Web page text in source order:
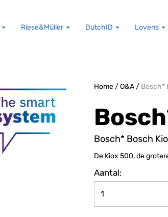
Riese&Müller DutchID Lovens
Home/O&A/ Bosch*
Bosch* Bosch
De Kiox 500, de
Aantal: